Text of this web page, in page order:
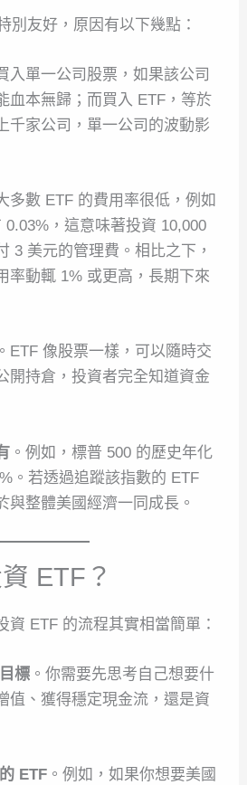
別友好，原因有以下幾點：
入單一公司股票，如果該公司
血本無歸；而買入 ETF，等於
千家公司，單一公司的波動影
多數 ETF 的費用率很低，例如
，這意味著投資 10,000
3 美元的管理費。相比之下，
率動輒 1% 或更高，長期下來
。ETF 像股票一樣，可以隨時交
開持倉，投資者完全知道資金
。例如，標普 500 的歷史年化
。若透過追蹤該指數的 ETF
與整體美國經濟一同成長。
ETF？
資 ETF 的流程其實相當簡單：
標 。你需要先思考自己想要什
、獲得穩定現金流，還是資
ETF 。例如，如果你想要美國